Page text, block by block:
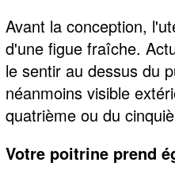
Avant la conception,
d'une figue fraîche.
le sentir au dessus du
néanmoins visible
quatrième ou du
Votre poitrine prend